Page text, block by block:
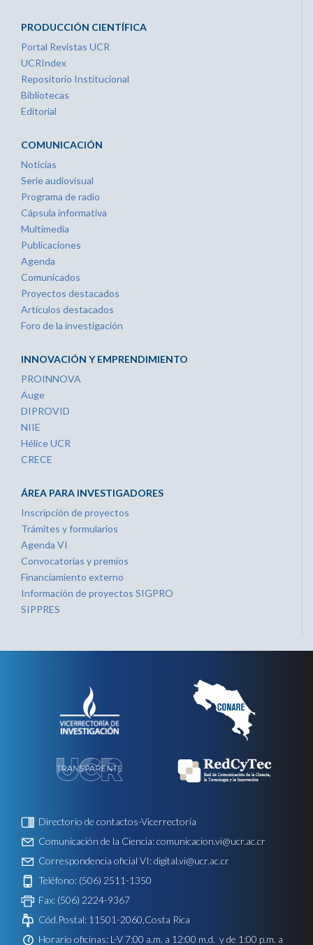
PRODUCCIÓN CIENTÍFICA
Portal Revistas UCR
UCRIndex
Repositorio Institucional
Bibliotecas
Editorial
COMUNICACIÓN
Noticias
Serie audiovisual
Programa de radio
Cápsula informativa
Multimedia
Publicaciones
Agenda
Comunicados
Proyectos destacados
Artículos destacados
Foro de la investigación
INNOVACIÓN Y EMPRENDIMIENTO
PROINNOVA
Auge
DIPROVID
NIIE
Hélice UCR
CRECE
ÁREA PARA INVESTIGADORES
Inscripción de proyectos
Trámites y formularios
Agenda VI
Convocatorias y premios
Financiamiento externo
Información de proyectos SIGPRO
SIPPRES
Directorio de contactos-Vicerrectoría
Comunicación de la Ciencia:comunicacion.vi@ucr.ac.cr
Correspondencia oficial VI:digital.vi@ucr.ac.cr
Teléfono: (506) 2511-1350
Fax: (506) 2224-9367
Cód.Postal: 11501-2060,Costa Rica
Horario oficinas: L-V 7:00 a.m. a 12:00 m.d. y de 1:00 p.m. a